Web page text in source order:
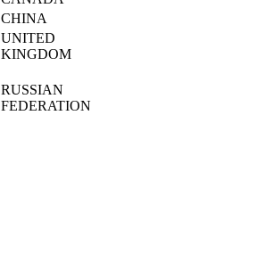
CHINA
UNITED
KINGDOM
RUSSIAN
FEDERATION